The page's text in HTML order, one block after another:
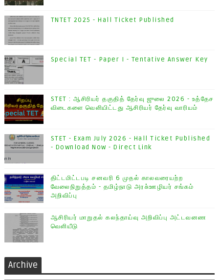
TNTET 2025 - Hall Ticket Published
Special TET - Paper I - Tentative Answer Key
STET : ஆசிரியர் தகுதித் தேர்வு ஜுலை 2026 - உத்தேச
விடைகளை வெளியிட்டது ஆசிரியர் தேர்வு வாரியம்
STET - Exam July 2026 - Hall Ticket Published
- Download Now - Direct Link
திட்டமிட்டபடி சனவரி 6 முதல் காலவரையற்ற
வேலைநிறுத்தம் - தமிழ்நாடு அரசு்ஊழியர் சங்கம்
அறிவிப்பு
ஆசிரியர் மாறுதல் கலந்தாய்வு அறிவிப்பு அட்டவனண
வெளியீடு
Archive